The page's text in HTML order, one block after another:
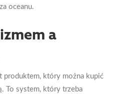
oceanu.
a
produktem, który można kupić
To system, który trzeba